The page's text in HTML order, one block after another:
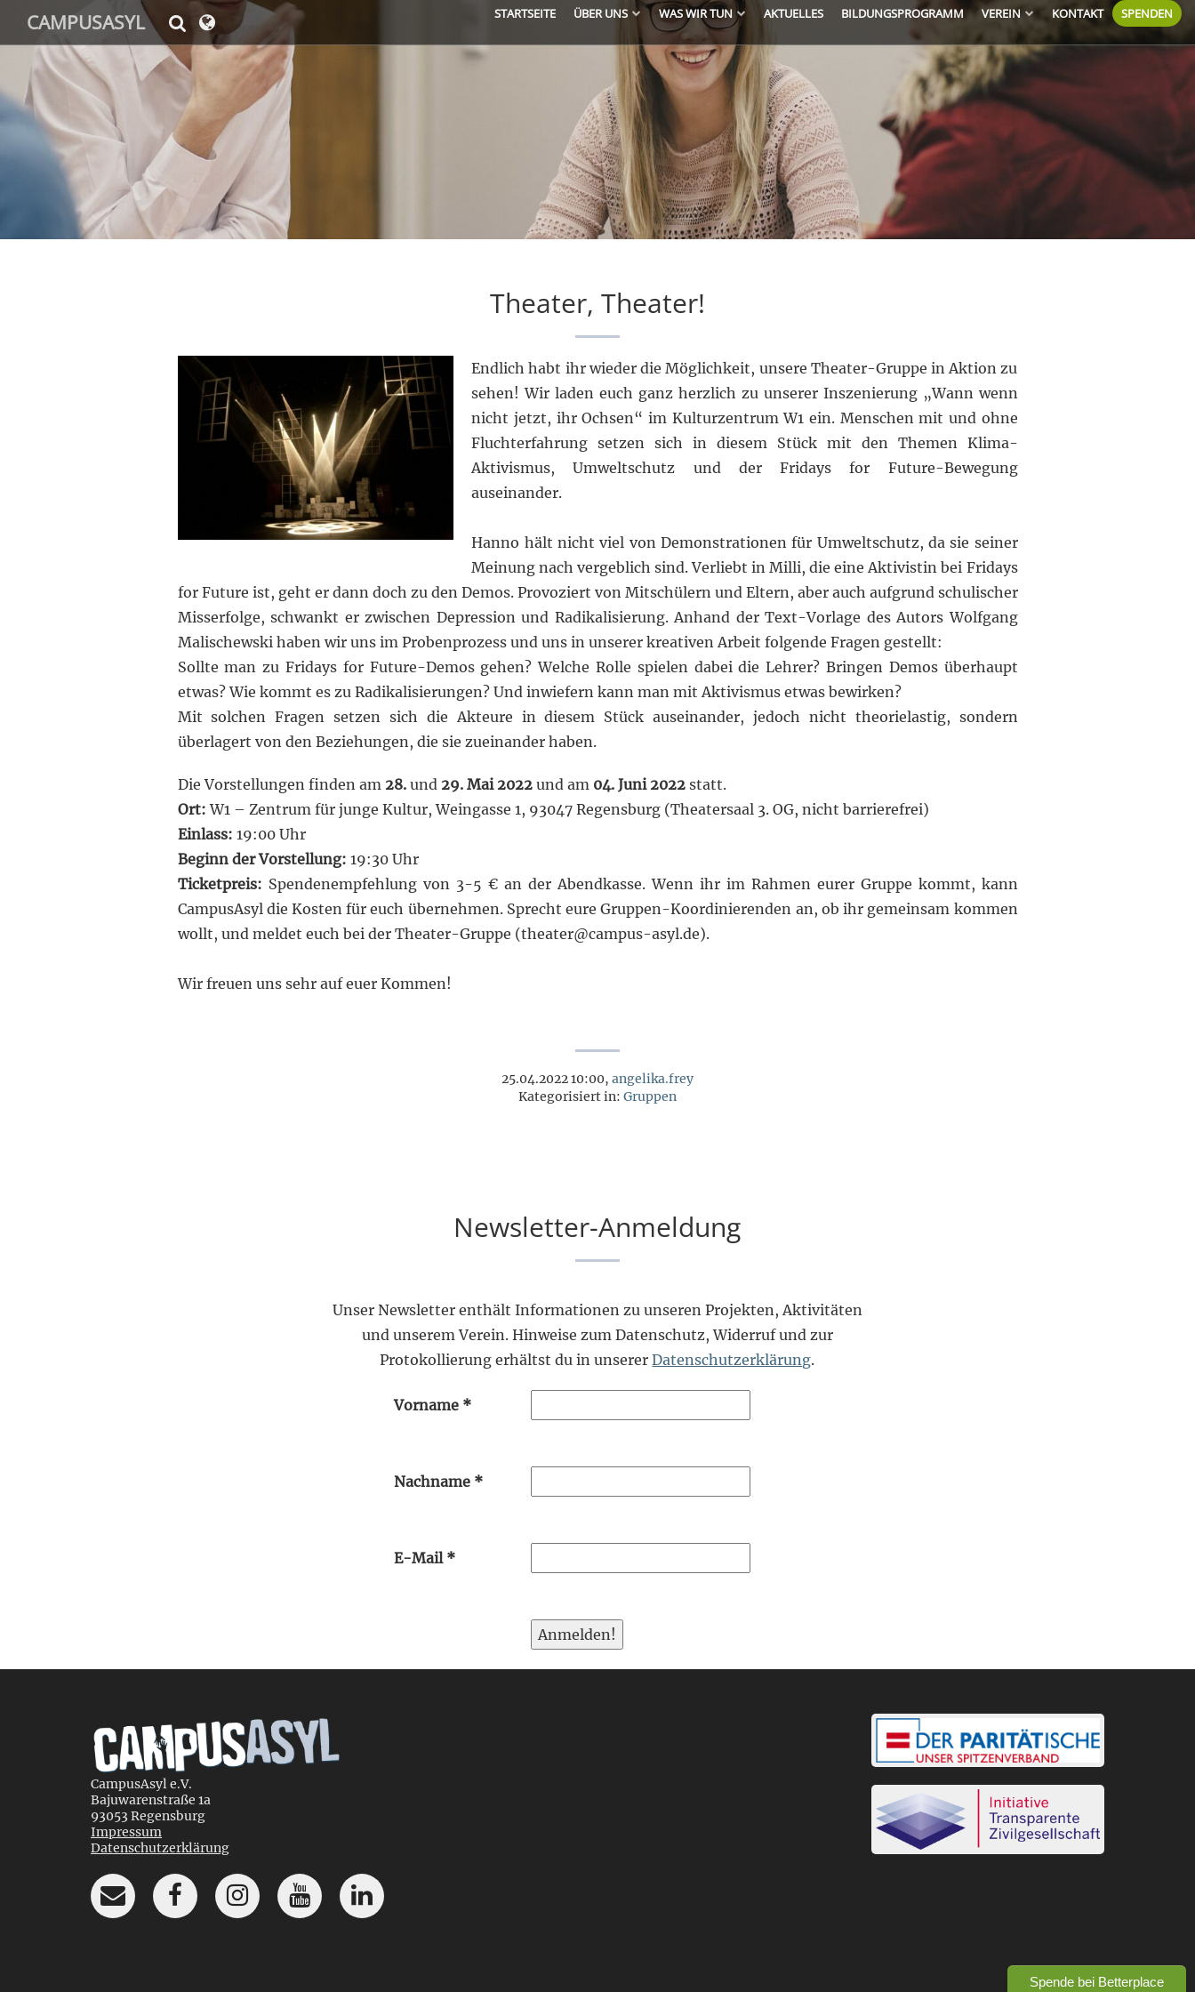
CAMPUSASYL STARTSEITE ÜBER UNS WAS WIR TUN AKTUELLES BILDUNGSPROGRAMM VEREIN KONTAKT SPENDEN
Theater, Theater!
Endlich habt ihr wieder die Möglichkeit, unsere Theater-Gruppe in Aktion zu
sehen! Wir laden euch ganz herzlich zu unserer Inszenierung „Wann wenn
nicht jetzt, ihr Ochsen“ im Kulturzentrum W1 ein. Menschen mit und ohne
Fluchterfahrungsetzen sich in diesem Stück mit den Themen Klima-
Aktivismus,Umweltschutz und der Fridays for Future-Bewegung
auseinander.
Hanno hält nicht viel von Demonstrationen für Umweltschutz, da sie seiner
Meinung nach vergeblich sind. Verliebt in Milli, die eine Aktivistin bei Fridays
for Future ist, geht er dann doch zu den Demos. Provoziert von Mitschülern und Eltern, aber auch aufgrund schulischer
Misserfolge, schwankt er zwischen Depression und Radikalisierung. Anhand der Text-Vorlage des Autors Wolfgang
Malischewski haben wir uns im Probenprozess und uns in unserer kreativen Arbeit folgende Fragen gestellt:
Sollte man zu Fridays for Future-Demos gehen?Welche Rolle spielen dabei die Lehrer? Bringen Demos überhaupt
etwas?Wie kommt es zu Radikalisierungen? Und inwiefern kann man mit Aktivismus etwas bewirken?
Mit solchen Fragen setzen sich die Akteure in diesem Stück auseinander, jedoch nicht theorielastig, sondern
überlagert von den Beziehungen, die sie zueinander haben.
Die Vorstellungen finden am 28.und 29. Mai 2022und am 04. Juni 2022 statt.
Ort: W1 – Zentrum für junge Kultur,Weingasse 1, 93047 Regensburg (Theatersaal 3. OG, nicht barrierefrei)
Einlass: 19:00 Uhr
Beginn der Vorstellung: 19:30 Uhr
Ticketpreis: Spendenempfehlung von 3-5 € an der Abendkasse.Wenn ihr im Rahmen eurer Gruppe kommt, kann
CampusAsyl die Kosten für euch übernehmen.Sprecht eure Gruppen-Koordinierenden an, ob ihr gemeinsam kommen
wollt, und meldet euch bei der Theater-Gruppe (theater@campus-asyl.de).
Wir freuen uns sehr auf euer Kommen!
25.04.2022 10:00, angelika.frey
Kategorisiert in: Gruppen
Newsletter-Anmeldung
Unser Newsletter enthält Informationen zu unseren Projekten, Aktivitäten
und unserem Verein. Hinweise zum Datenschutz, Widerruf und zur
Protokollierung erhältst du in unsererDatenschutzerklärung.
Vorname *
Nachname *
E-Mail *
Spende bei Betterplace
CampusAsyl e.V.
Bajuwarenstraße 1a
93053 Regensburg
Impressum
Datenschutzerklärung